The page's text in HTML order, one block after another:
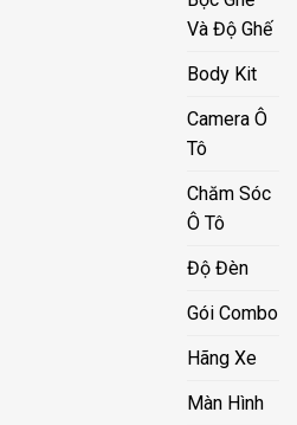
Và Độ Ghế
Body Kit
Camera Ô
Tô
Chăm Sóc
Ô Tô
Độ Đèn
Gói Combo
Hãng Xe
Màn Hình